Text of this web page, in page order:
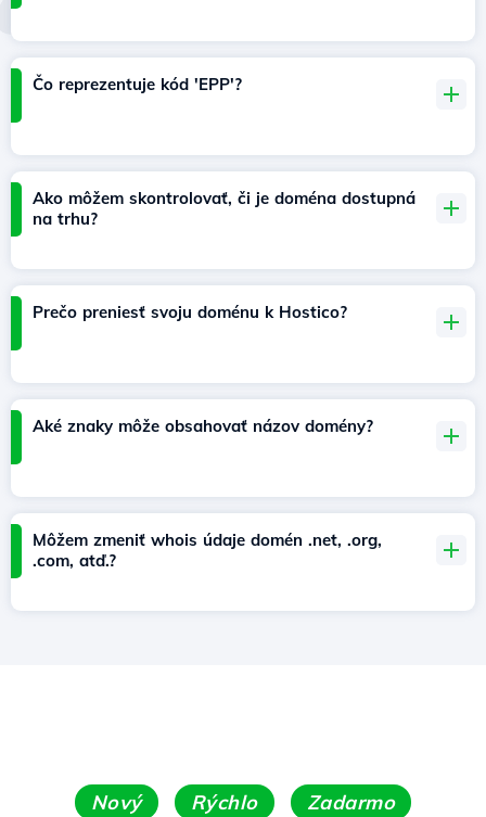
Čo reprezentuje kód 'EPP'?
Ako môžem skontrolovať, či je doména dostupná
na trhu?
Prečo preniesť svoju doménu k Hostico?
Aké znaky môže obsahovať názov domény?
Môžem zmeniť whois údaje domén .net, .org,
.com, atď.?
Nový Rýchlo Zadarmo